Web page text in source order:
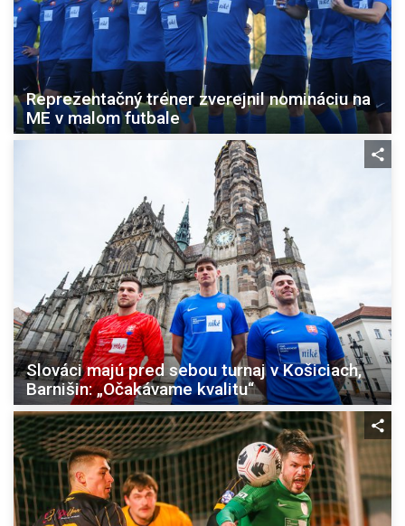
Reprezentačný tréner zverejnil nomináciu na
ME v malom futbale
Slováci majú pred sebou turnaj v Košiciach,
Barnišin: „Očakávame kvalitu“